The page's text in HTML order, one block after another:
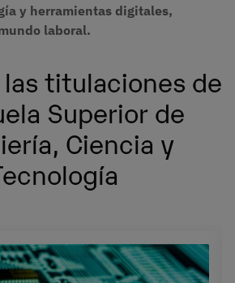
y herramientas digitales,
laboral.
titulaciones de
Superior de
Ciencia y